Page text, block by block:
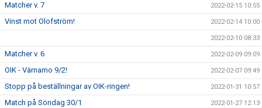
Matcher v. 7 2022-02-15 10:55
Vinst mot Olofström! 2022-02-14 10:00
2022-02-10 08:33
Matcher v. 6 2022-02-09 09:09
OIK - Värnamo 9/2! 2022-02-07 09:49
Stopp på beställningar av OIK-ringen! 2022-01-31 10:57
Match på Söndag 30/1 2022-01-27 12:13